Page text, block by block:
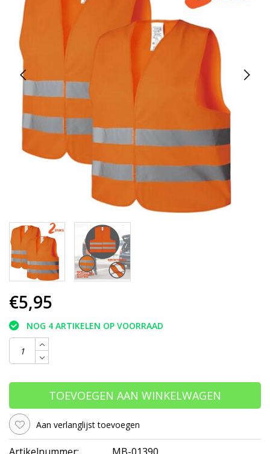
€5,95
NOG 4 ARTIKELEN OP VOORRAAD
TOEVOEGEN AAN WINKELWAGEN
Aan verlanglijst toevoegen